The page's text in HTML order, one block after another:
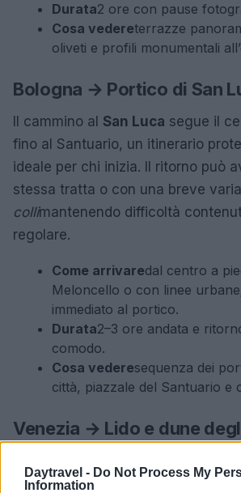
Daytravel - Do Not Process My
Information
Durata2 ore con pause
Cosa vedereterrazze
oliveti e profili monumentali
Bologna → Portico di San
Il cammino al San Luca segue il
fino al Santuario, un itinerario
ideale per chi inizia. Il ritorno può
stessa tratta o con una breve
collimantenendo difficoltà
regolare.
Come arrivaredal centro a
Meloncello o con linee
immediato al portico.
Durata2–3 ore andata e
comodo.
Cosa vederesequenza dei
città, piazzale del Santuario e
Venezia → Lido e dune
pinete agli Alberoni, sul Lido. Il